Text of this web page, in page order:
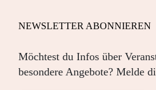
NEWSLETTER ABONNIEREN
Möchtest du Infos über
besondere Angebote? Melde